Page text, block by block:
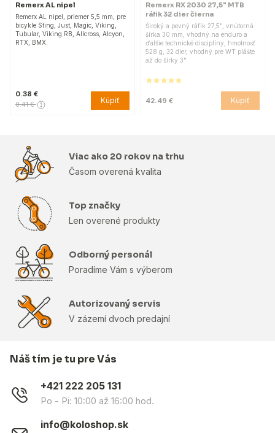
Remerx AL nipel
Remerx AL nipel, priemer 5,5 mm, pre
bicykle Sting, Just, Magic, Viking,
Tubular, Viking RB, Allcross, Alcyon,
RTX, BMX.
0.38 €
0.41 € Kúpiť
Remerx RX 2030 27,5" MTB
ráfik 32 dier čierna
Široký a pevný ráfik 27,5", vnútorná
šírka 30 mm, vhodný na enduro a
ďalšie technické disciplíny, hmotnosť
528 g, 32 dier, vhodný pre WT plášte
až do šírky 3".
42.49 € Kúpiť
Viac ako 20 rokov na trhu
Časom overená kvalita
Top značky
Len overené produkty
Odborný personál
Poradíme Vám s výberom
Autorizovaný servis
V zázemí dvoch predajní
Náš tím je tu pre Vás
+421 222 205 131
Po - Pi: 10:00 až 16:00 hod.
info@koloshop.sk